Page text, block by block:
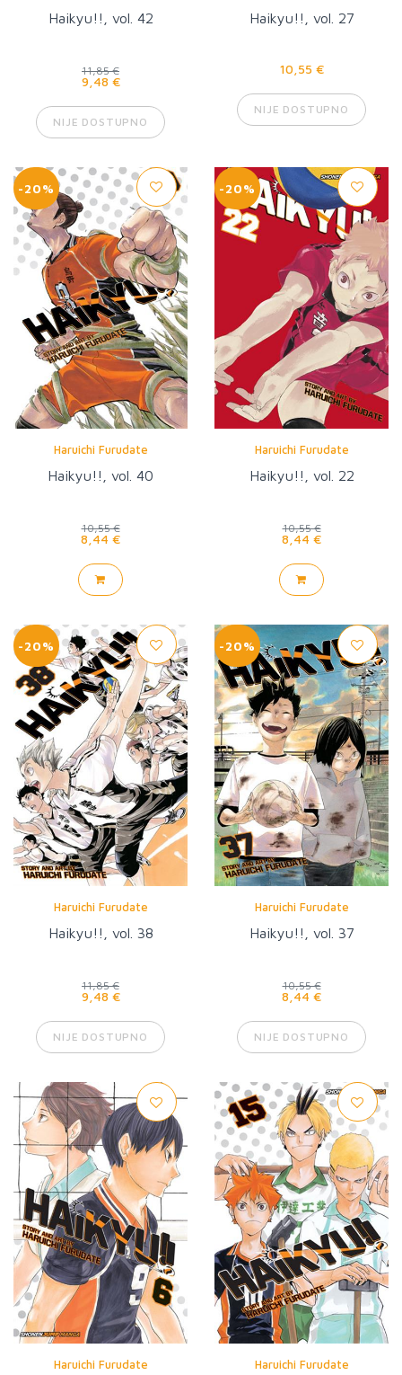
Haikyu!!, vol. 42
11,85 €
9,48 €
NIJE DOSTUPNO
Haikyu!!, vol. 27
10,55 €
NIJE DOSTUPNO
-20%
Haruichi Furudate
Haikyu!!, vol. 40
10,55 €
8,44 €
-20%
Haruichi Furudate
Haikyu!!, vol. 22
10,55 €
8,44 €
-20%
Haruichi Furudate
Haikyu!!, vol. 38
11,85 €
9,48 €
NIJE DOSTUPNO
-20%
Haruichi Furudate
Haikyu!!, vol. 37
10,55 €
8,44 €
NIJE DOSTUPNO
Haruichi Furudate Haruichi Furudate